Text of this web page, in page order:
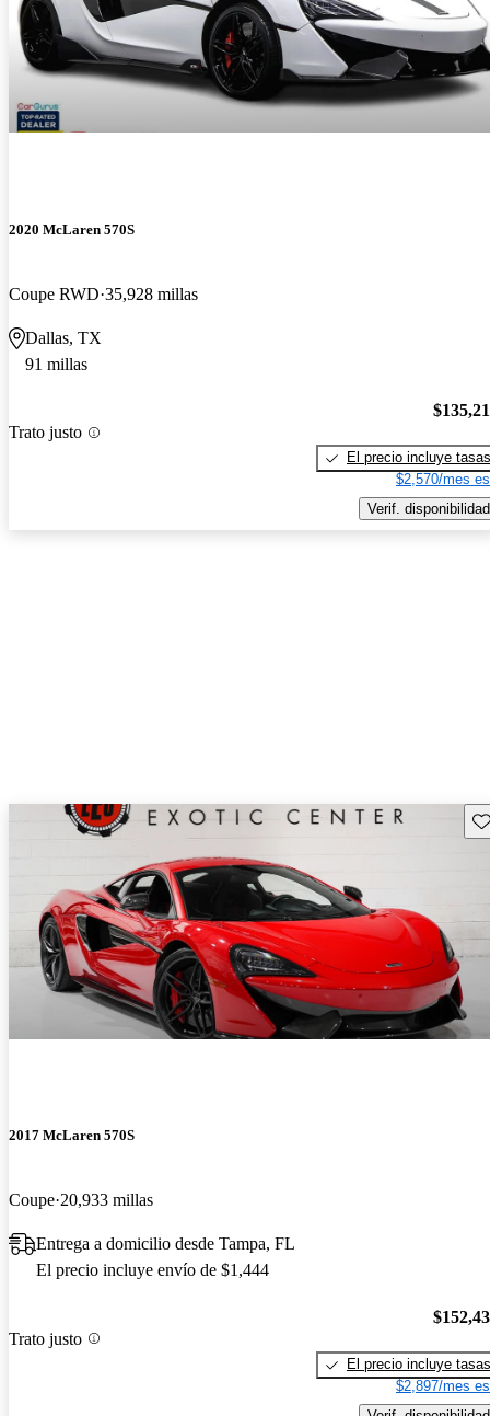
2020 McLaren 570S
Coupe RWD 35,928 millas
Dallas, TX
91 millas
Trato justo
El precio incluye tasas
$2,570/mes
Verif. disponibilidad
2017 McLaren 570S
Coupe 20,933 millas
Entrega a domicilio desde Tampa, FL
El precio incluye envío de $1,444
Trato justo
El precio incluye tasas
$2,897/mes